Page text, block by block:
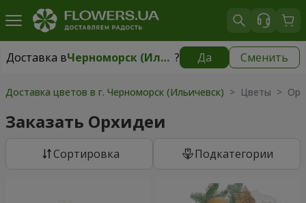
Доставка в Черноморск (Ильичевск) ? Да Сменить
Доставка вЧерноморск (Ильичевск)|бесплатно
Доставка цветов в г. Черноморск (Ильичевск) > Цветы >
Заказать Орхидеи
Cортировка Подкатегории